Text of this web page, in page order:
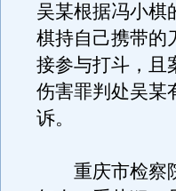
吴某根据冯小棋
棋持自己携带的
接参与打斗，且
伤害罪判处吴某
诉。
重庆市检察院